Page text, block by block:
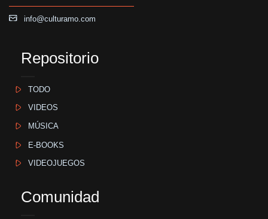
info@culturamo.com
Repositorio
TODO
VIDEOS
MÚSICA
E-BOOKS
VIDEOJUEGOS
Comunidad